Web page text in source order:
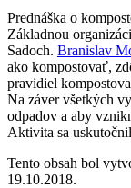
Prednáška o
Základnou
Sadoch. Branislav
ako kompostovať,
pravidiel
Na záver všetkých
odpadov a aby
Aktivita sa
Tento obsah bol
19.10.2018.